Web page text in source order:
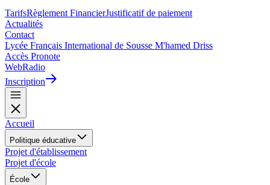
TarifsRèglement FinancierJustificatif de paiement
Actualités
Contact
Lycée Français International de Sousse M'hamed Driss
Accès Pronote
WebRadio
Inscription
Accueil
Politique éducative
Projet d'établissement
Projet d'école
École